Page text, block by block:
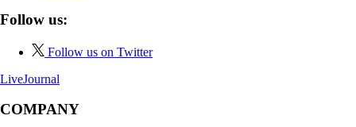
Follow us:
Follow us on Twitter
LiveJournal
COMPANY